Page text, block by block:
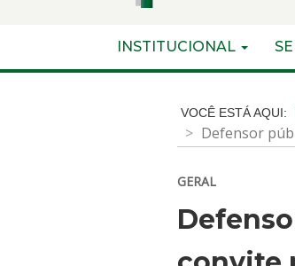
para
do
menu
INICIAL
INSTITUCIONAL
Defensor
GERAL